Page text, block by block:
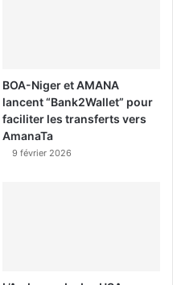
BOA-Niger et AMANA
lancent “Bank2Wallet” pour
faciliter les transferts vers
AmanaTa
9 février 2026